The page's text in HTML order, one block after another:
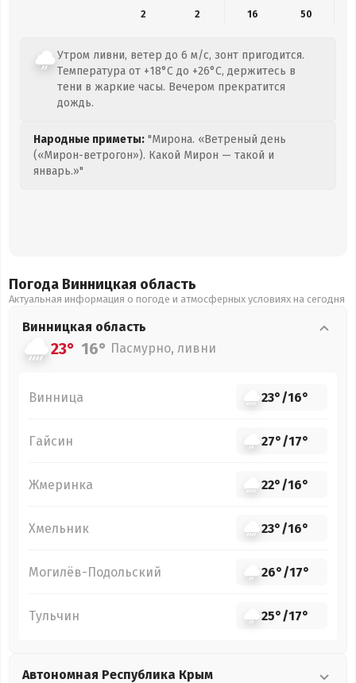
2
2 16 50
Утром ливни, ветер до 6 м/с, зонт пригодится.
Температура от +18°C до +26°C, держитесь в
тени в жаркие часы. Вечером прекратится
дождь.
Народные приметы: "Мирона. «Ветреный день
(«Мирон-ветрогон»). Какой Мирон — такой и
январь.»"
Погода Винницкая область
Актуальная информация о погоде и атмосферных условиях на сегодня
Винницкая область
23° 16° Пасмурно, ливни
Винница 23°/16°
Гайсин 27°/17°
Жмеринка 22°/16°
Хмельник 23°/16°
Могилёв-Подольский 26°/17°
Тульчин 25°/17°
Автономная Республика Крым